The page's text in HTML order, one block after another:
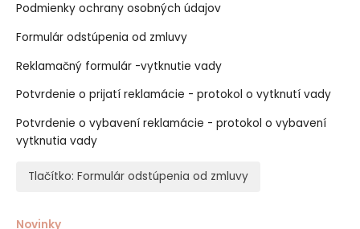
Podmienky ochrany osobných údajov
Formulár odstúpenia od zmluvy
Reklamačný formulár -vytknutie vady
Potvrdenie o prijatí reklamácie - protokol o vytknutí vady
Potvrdenie o vybavení reklamácie - protokol o vybavení
vytknutia vady
Tlačítko: Formulár odstúpenia od zmluvy
Novinky